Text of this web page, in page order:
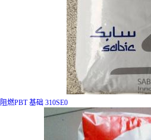
阻燃PBT 基础 310SE0